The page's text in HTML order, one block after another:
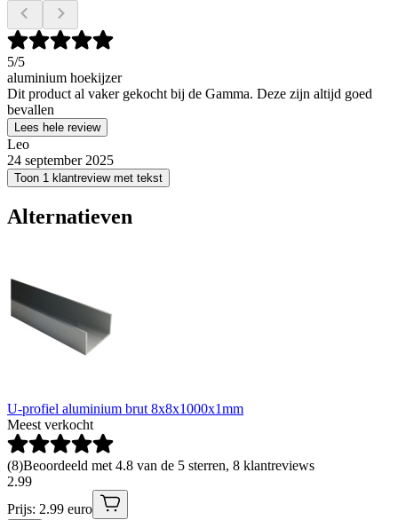
5/5
aluminium hoekijzer
Dit product al vaker gekocht bij de Gamma. Deze zijn altijd goed
bevallen
Lees hele review
Leo
24 september 2025
Toon 1 klantreview met tekst
Alternatieven
U-profiel aluminium brut 8x8x1000x1mm
Meest verkocht
(8)Beoordeeld met 4.8 van de 5 sterren, 8 klantreviews
2.99
Prijs: 2.99 euro